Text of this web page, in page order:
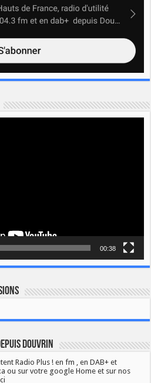
00:38
Douvrin
Radio Plus ! en fm , en DAB+ et
ou sur votre google Home et sur nos